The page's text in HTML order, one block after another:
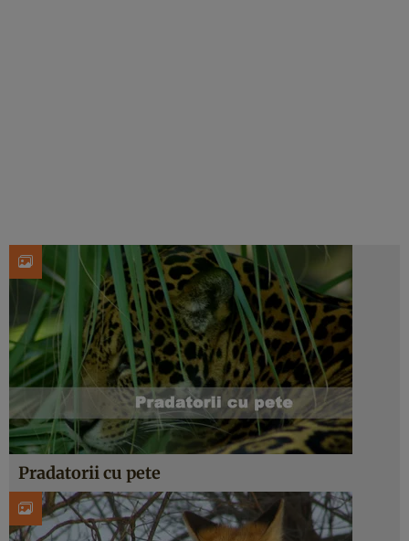
Pradatorii cu pete